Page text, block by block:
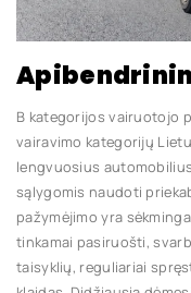
B kategorijos vairuotojo
vairavimo kategorijų
lengvuosius
sąlygomis naudoti
pažymėjimo yra
tinkamai pasiruošti,
taisyklių, reguliariai